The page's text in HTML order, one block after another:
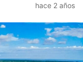
hace 2 años